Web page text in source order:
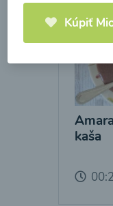
kaša
Kúpiť